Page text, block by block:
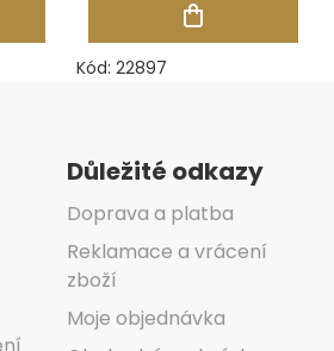
120 mm, tl. stěny
2 mm
Kód: 22897
Důležité odkazy
Doprava a platba
Reklamace a vrácení
zboží
Moje objednávka